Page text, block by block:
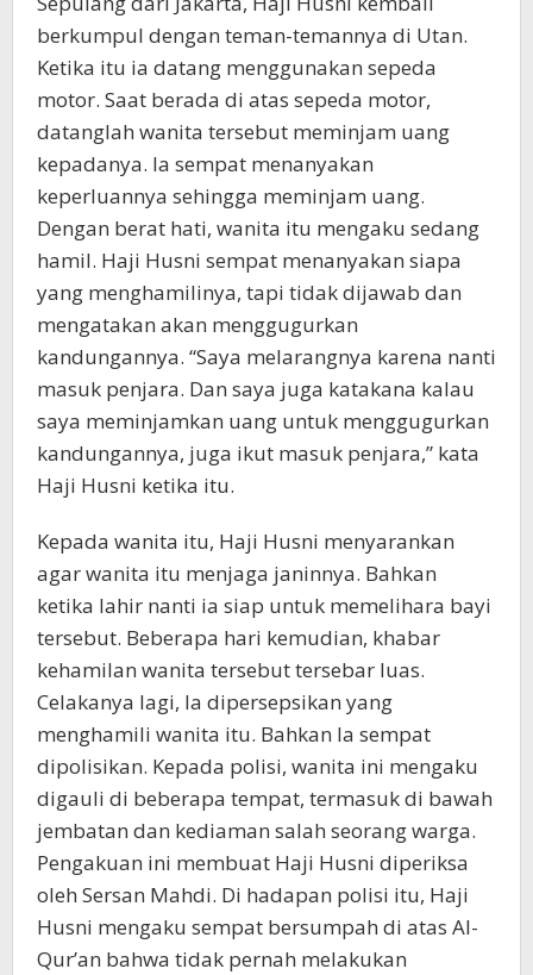
berkumpul dengan teman-temannya di Utan.
Ketika itu ia datang menggunakan sepeda
motor. Saat berada di atas sepeda motor,
datanglah wanita tersebut meminjam uang
kepadanya. Ia sempat menanyakan
keperluannya sehingga meminjam uang.
Dengan berat hati, wanita itu mengaku sedang
hamil. Haji Husni sempat menanyakan siapa
yang menghamilinya, tapi tidak dijawab dan
mengatakan akan menggugurkan
kandungannya. “Saya melarangnya karena nanti
masuk penjara. Dan saya juga katakana kalau
saya meminjamkan uang untuk menggugurkan
kandungannya, juga ikut masuk penjara,” kata
Haji Husni ketika itu.
Kepada wanita itu, Haji Husni menyarankan
agar wanita itu menjaga janinnya. Bahkan
ketika lahir nanti ia siap untuk memelihara bayi
tersebut. Beberapa hari kemudian, khabar
kehamilan wanita tersebut tersebar luas.
Celakanya lagi, Ia dipersepsikan yang
menghamili wanita itu. Bahkan Ia sempat
dipolisikan. Kepada polisi, wanita ini mengaku
digauli di beberapa tempat, termasuk di bawah
jembatan dan kediaman salah seorang warga.
Pengakuan ini membuat Haji Husni diperiksa
oleh Sersan Mahdi. Di hadapan polisi itu, Haji
Husni mengaku sempat bersumpah di atas Al-
Qur’an bahwa tidak pernah melakukan